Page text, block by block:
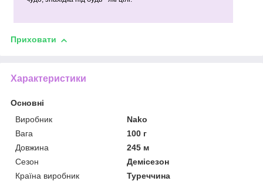
Приховати
Характеристики
Основні
Виробник
Nako
Вага
100 г
Довжина
245 м
Сезон
Демісезон
Країна виробник
Туреччина